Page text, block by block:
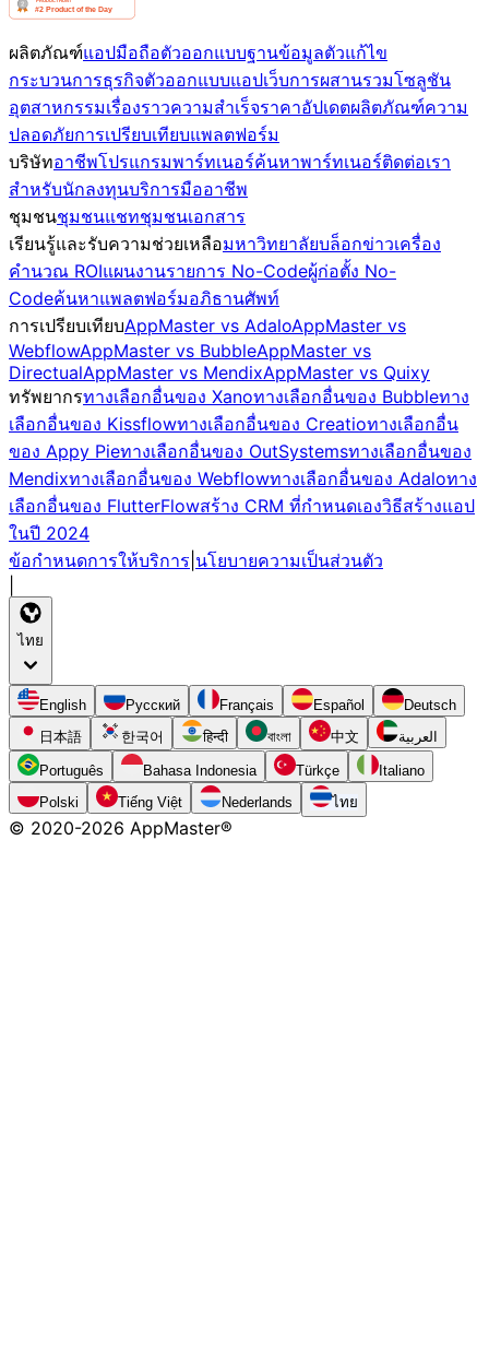
ผลิตภัณฑ์แอปมือถือตัวออกแบบฐานข้อมูลตัวแก้ไข
กระบวนการธุรกิจตัวออกแบบแอปเว็บการผสานรวมโซลูชัน
อุตสาหกรรมเรื่องราวความสำเร็จราคาอัปเดตผลิตภัณฑ์ความ
ปลอดภัยการเปรียบเทียบแพลตฟอร์ม
บริษัทอาชีพโปรแกรมพาร์ทเนอร์ค้นหาพาร์ทเนอร์ติดต่อเรา
สำหรับนักลงทุนบริการมืออาชีพ
ชุมชนชุมชนแชทชุมชนเอกสาร
เรียนรู้และรับความช่วยเหลือมหาวิทยาลัยบล็อกข่าวเครื่อง
คำนวณ ROIแผนงานรายการ No-Codeผู้ก่อตั้ง No-
Codeค้นหาแพลตฟอร์มอภิธานศัพท์
การเปรียบเทียบAppMaster vs AdaloAppMaster vs
WebflowAppMaster vs BubbleAppMaster vs
DirectualAppMaster vs MendixAppMaster vs Quixy
ทรัพยากรทางเลือกอื่นของ Xanoทางเลือกอื่นของ Bubbleทาง
เลือกอื่นของ Kissflowทางเลือกอื่นของ Creatioทางเลือกอื่น
ของ Appy Pieทางเลือกอื่นของ OutSystemsทางเลือกอื่นของ
Mendixทางเลือกอื่นของ Webflowทางเลือกอื่นของ Adaloทาง
เลือกอื่นของ FlutterFlowสร้าง CRM ที่กำหนดเองวิธีสร้างแอป
ในปี 2024
ข้อกำหนดการให้บริการ นโยบายความเป็นส่วนตัว
ไทย
English Русский Français Español
Deutsch
日本語
한국어 हिन्दी বাংলা 中文 العربية
Português Bahasa Indonesia Türkçe
Italiano
Polski
Tiếng Việt Nederlands ไทย
© 2020-2026 AppMaster®